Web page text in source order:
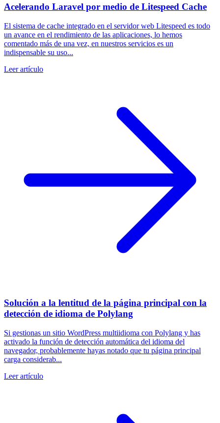
Acelerando Laravel por medio de Litespeed Cache
El sistema de cache integrado en el servidor web Litespeed es todo
un avance en el rendimiento de las aplicaciones, lo hemos
comentado más de una vez, en nuestros servicios es un
indispensable su uso...
Leer artículo
Solución a la lentitud de la página principal con la
detección de idioma de Polylang
Si gestionas un sitio WordPress multiidioma con Polylang y has
activado la función de detección automática del idioma del
navegador, probablemente hayas notado que tu página principal
carga considerab...
Leer artículo